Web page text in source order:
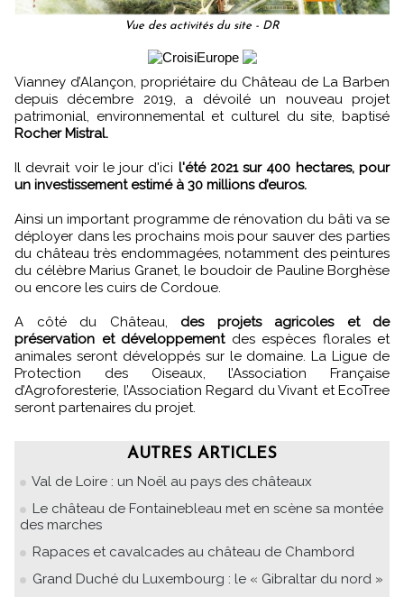
Vue des activités du site - DR
Vianney d’Alançon, propriétaire du Château de La Barben
depuis décembre 2019, a dévoilé un nouveau projet
patrimonial, environnemental et culturel du site, baptisé
Rocher Mistral.
Il devrait voir le jour d'ici l'été 2021 sur 400 hectares, pour
un investissement estimé à 30 millions d’euros.
Ainsi un important programme de rénovation du bâti va se
déployer dans les prochains mois pour sauver des parties
du château très endommagées, notamment des peintures
du célèbre Marius Granet, le boudoir de Pauline Borghèse
ou encore les cuirs de Cordoue.
A côté du Château, des projets agricoles et de
préservation et développementdes espèces florales et
animales seront développés sur le domaine. La Ligue de
Protection des Oiseaux, l’Association Française
d’Agroforesterie, l’Association Regard du Vivant et EcoTree
seront partenaires du projet.
AUTRES ARTICLES
Val de Loire : un Noël au pays des châteaux
Le château de Fontainebleau met en scène sa montée
des marches
Rapaces et cavalcades au château de Chambord
Grand Duché du Luxembourg : le « Gibraltar du nord »